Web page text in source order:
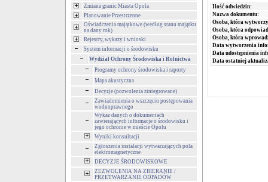
Zmiana granic Miasta Opola
Planowanie Przestrzenne
Oświadczenia majątkowe (według stanu majątku
na dany rok)
Rejestry, wykazy i wnioski
System informacji o środowisku
Wydział Ochrony Środowiska i Rolnictwa
Programy ochrony środowiska i raporty
Mapa akustyczna
Decyzje (pozwolenia zintegrowane)
Zawiadomienia o wszczęciu postępowania
wodnoprawnego
Wykaz danych o dokumentach
zawierających informacje o środowisku i
jego ochronie w mieście Opolu
Wyniki konsultacji
Zgłoszenia instalacji wytwarzających pola
elektromagnetyczne
DECYZJE ŚRODOWISKOWE
ZEZWOLENIA NA ZBIERANIE /
PRZETWARZANIE ODPADÓW
Ilość odwiedzin:
Nazwa dokumentu:
Osoba, która
Osoba, która
Osoba, która
Data wytworzenia
Data udostępnienia
Data ostatniej